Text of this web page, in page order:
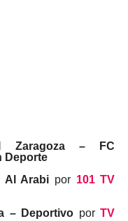
Zaragoza – FC
Deporte
Al Arabi por 101 TV
– Deportivo porTV